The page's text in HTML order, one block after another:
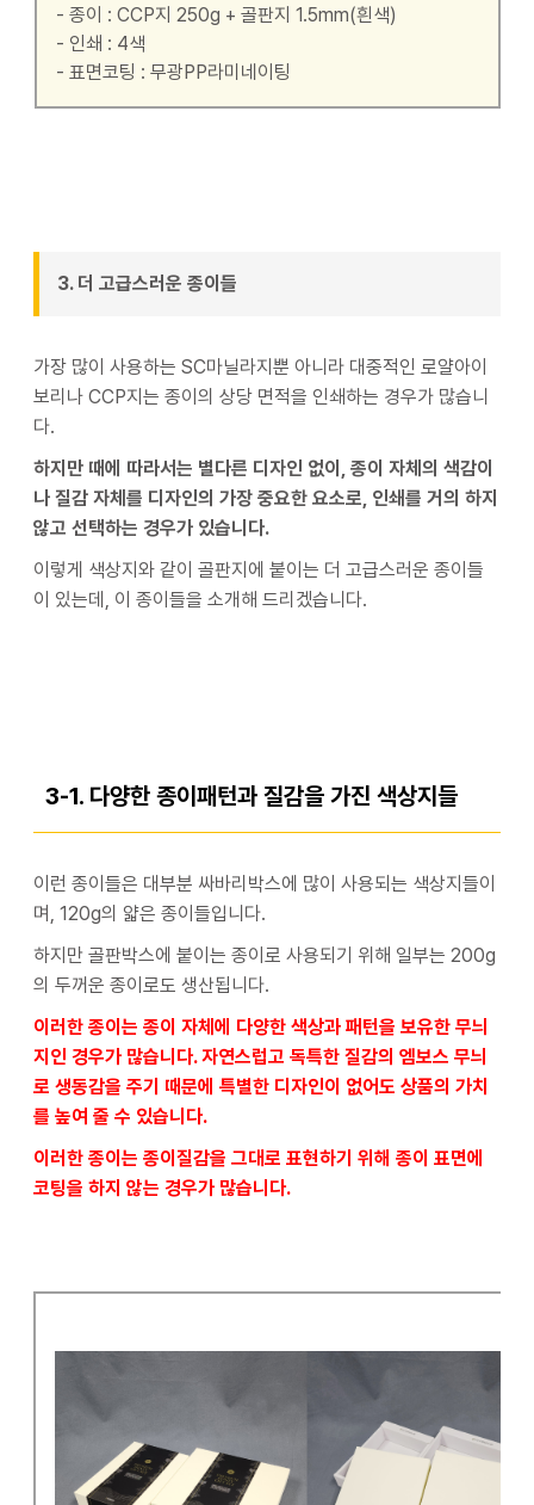
- 종이 : CCP지 250g + 골판지 1.5mm(흰색)
- 인쇄 : 4색
- 표면코팅 : 무광PP라미네이팅
3. 더 고급스러운 종이들
가장 많이 사용하는 SC마닐라지뿐 아니라 대중적인 로얄아이
보리나 CCP지는 종이의 상당 면적을 인쇄하는 경우가 많습니
다.
하지만 때에 따라서는 별다른 디자인 없이, 종이 자체의 색감이
나 질감 자체를 디자인의 가장 중요한 요소로, 인쇄를 거의 하지
않고 선택하는 경우가 있습니다.
이렇게 색상지와 같이 골판지에 붙이는 더 고급스러운 종이들
이 있는데, 이 종이들을 소개해 드리겠습니다.
3-1. 다양한 종이패턴과 질감을 가진 색상지들
이런 종이들은 대부분 싸바리박스에 많이 사용되는 색상지들이
며, 120g의 얇은 종이들입니다.
하지만 골판박스에 붙이는 종이로 사용되기 위해 일부는 200g
의 두꺼운 종이로도 생산됩니다.
이러한 종이는 종이 자체에 다양한 색상과 패턴을 보유한 무늬
지인 경우가 많습니다. 자연스럽고 독특한 질감의 엠보스 무늬
로 생동감을 주기 때문에 특별한 디자인이 없어도 상품의 가치
를 높여 줄 수 있습니다.
이러한 종이는 종이질감을 그대로 표현하기 위해 종이 표면에
코팅을 하지 않는 경우가 많습니다.